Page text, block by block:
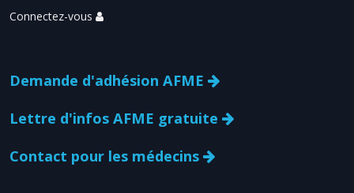
Connectez-vous
Demande d'adhésion AFME
Lettre d'infos AFME gratuite
Contact pour les médecins